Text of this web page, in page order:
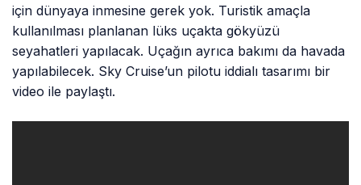
için dünyaya inmesine gerek yok. Turistik amaçla
kullanılması planlanan lüks uçakta gökyüzü
seyahatleri yapılacak. Uçağın ayrıca bakımı da havada
yapılabilecek. Sky Cruise’un pilotu iddialı tasarımı bir
video ile paylaştı.